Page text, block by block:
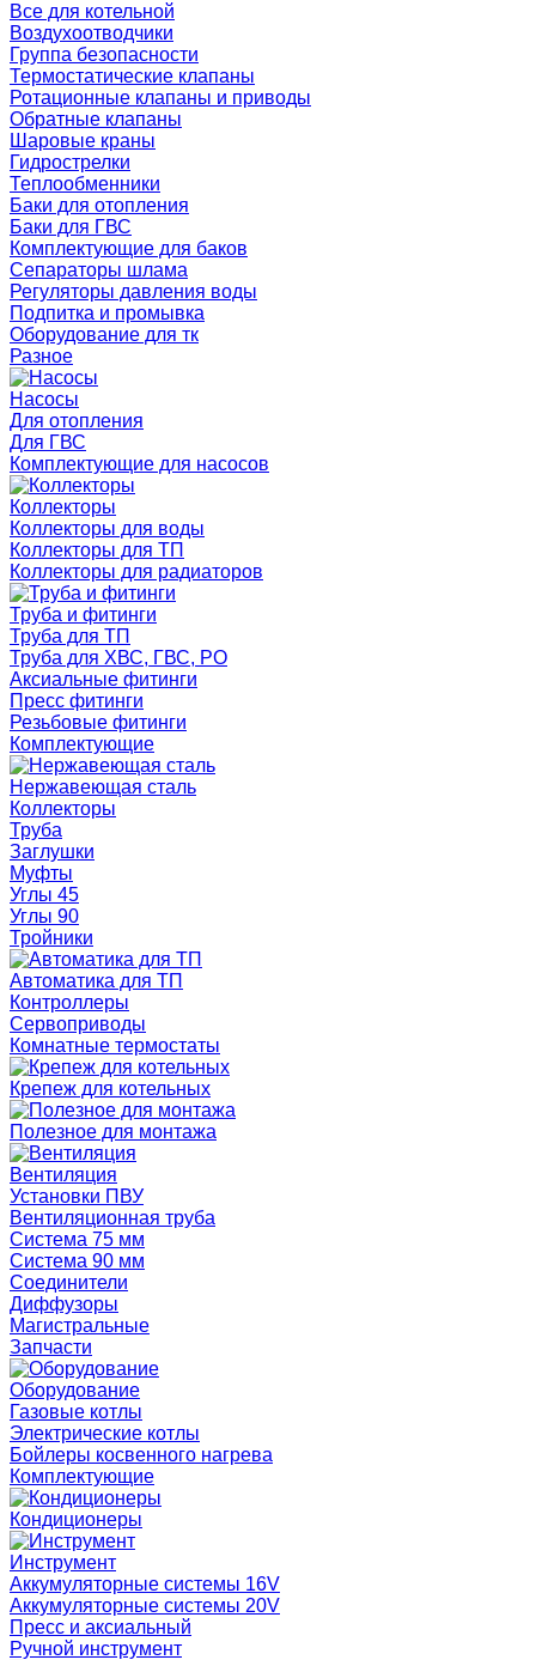
Все для котельной
Воздухоотводчики
Группа безопасности
Термостатические клапаны
Ротационные клапаны и приводы
Обратные клапаны
Шаровые краны
Гидрострелки
Теплообменники
Баки для отопления
Баки для ГВС
Комплектующие для баков
Сепараторы шлама
Регуляторы давления воды
Подпитка и промывка
Оборудование для тк
Разное
Насосы
Для отопления
Для ГВС
Комплектующие для насосов
Коллекторы
Коллекторы для воды
Коллекторы для ТП
Коллекторы для радиаторов
Труба и фитинги
Труба для ТП
Труба для ХВС, ГВС, РО
Аксиальные фитинги
Пресс фитинги
Резьбовые фитинги
Комплектующие
Нержавеющая сталь
Коллекторы
Труба
Заглушки
Муфты
Углы 45
Углы 90
Тройники
Автоматика для ТП
Контроллеры
Сервоприводы
Комнатные термостаты
Крепеж для котельных
Полезное для монтажа
Вентиляция
Установки ПВУ
Вентиляционная труба
Система 75 мм
Система 90 мм
Соединители
Диффузоры
Магистральные
Запчасти
Оборудование
Газовые котлы
Электрические котлы
Бойлеры косвенного нагрева
Комплектующие
Кондиционеры
Инструмент
Аккумуляторные системы 16V
Аккумуляторные системы 20V
Пресс и аксиальный
Ручной инструмент